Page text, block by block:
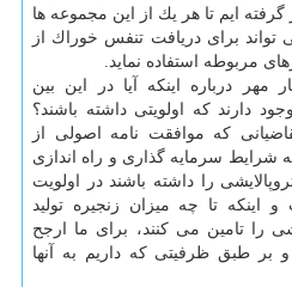
ایم تا هر یك از این مجموعه ها
می تواند برای دریافت تنفس خوراك از
مربوطه استفاده نماید.
مهر درباره اینكه آیا در این بین
دارند كه اولویتی داشته باشند؟
كه موافقت نامه اصولی از
شرایط سرمایه گذاری و راه اندازی
را داشته باشند در اولویت
و اینكه تا چه میزان زنجیره تولید
را تامین می كنند، برای ما ارجح
طبق ظرفیتی كه داریم به آنها